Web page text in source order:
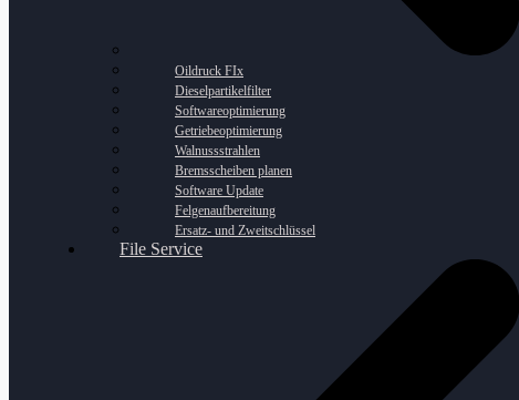
Oildruck FIx
Dieselpartikelfilter
Softwareoptimierung
Getriebeoptimierung
Walnussstrahlen
Bremsscheiben planen
Software Update
Felgenaufbereitung
Ersatz- und Zweitschlüssel
File Service